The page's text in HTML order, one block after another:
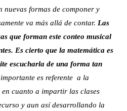
nuevas formas de componer y
va más allá de contar. Las
que forman este conteo musical
Es cierto que la matemática es
escucharla de una forma tan
es referente a la
en cuanto a impartir las clases
y aun así desarrollando la